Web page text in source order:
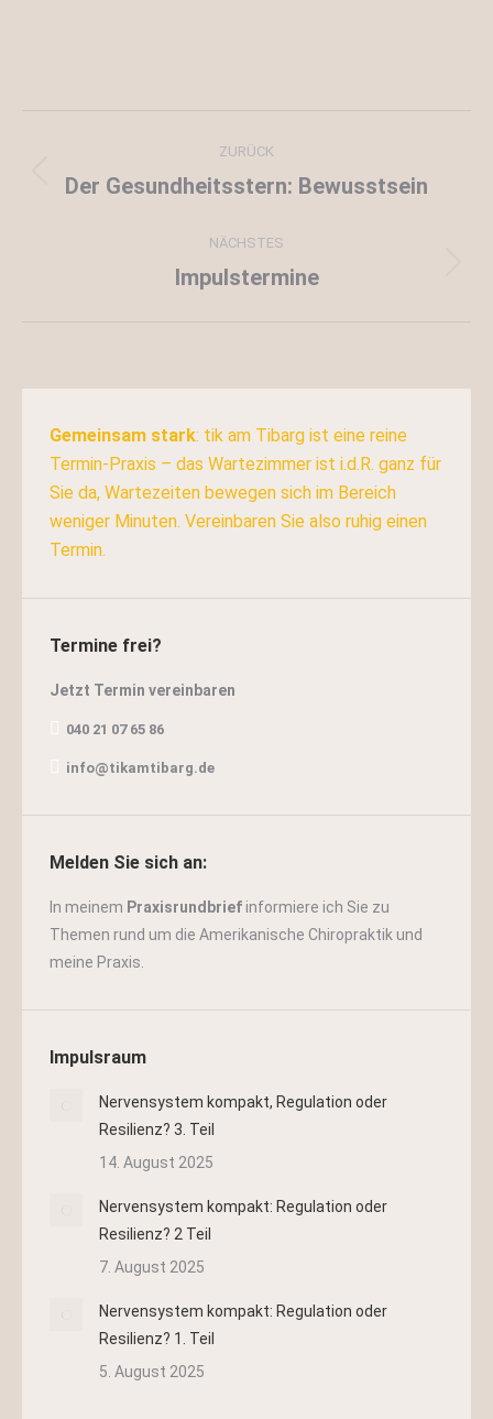
ZURÜCK
Vorheriger
Der Gesundheitsstern: Bewusstsein
NÄCHSTES
Nächster
Impulstermine
Gemeinsam stark: tik am Tibarg ist eine reine
Termin-Praxis – das Wartezimmer ist i.d.R. ganz für
Sie da, Wartezeiten bewegen sich im Bereich
weniger Minuten. Vereinbaren Sie also ruhig einen
Termin.
Termine frei?
Jetzt Termin vereinbaren
040 21 07 65 86
info@tikamtibarg.de
Melden Sie sich an:
In meinem Praxisrundbriefinformiere ich Sie zu
Themen rund um die Amerikanische Chiropraktik und
meine Praxis.
Impulsraum
Nervensystem kompakt, Regulation oder
Resilienz? 3. Teil
14. August 2025
Nervensystem kompakt: Regulation oder
Resilienz? 2 Teil
7. August 2025
Nervensystem kompakt: Regulation oder
Resilienz? 1. Teil
5. August 2025